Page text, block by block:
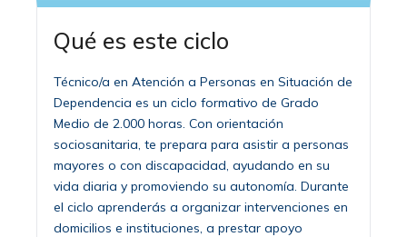
Qué es este ciclo
Técnico/a en Atención a Personas en Situación de
Dependencia es un ciclo formativo de Grado
Medio de 2.000 horas. Con orientación
sociosanitaria, te prepara para asistir a personas
mayores o con discapacidad, ayudando en su
vida diaria y promoviendo su autonomía. Durante
el ciclo aprenderás a organizar intervenciones en
domicilios e instituciones, a prestar apoyo